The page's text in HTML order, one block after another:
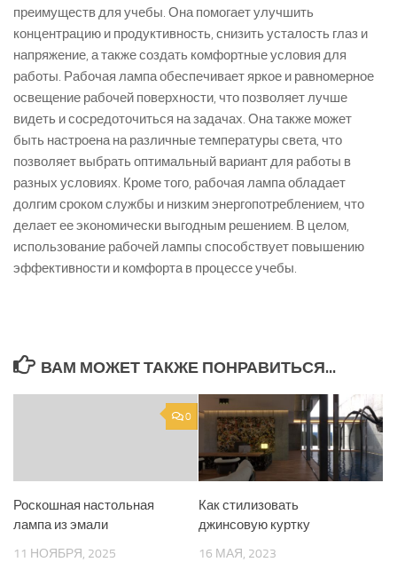
преимуществ для учебы. Она помогает улучшить
концентрацию и продуктивность, снизить усталость глаз и
напряжение, а также создать комфортные условия для
работы. Рабочая лампа обеспечивает яркое и равномерное
освещение рабочей поверхности, что позволяет лучше
видеть и сосредоточиться на задачах. Она также может
быть настроена на различные температуры света, что
позволяет выбрать оптимальный вариант для работы в
разных условиях. Кроме того, рабочая лампа обладает
долгим сроком службы и низким энергопотреблением, что
делает ее экономически выгодным решением. В целом,
использование рабочей лампы способствует повышению
эффективности и комфорта в процессе учебы.
ВАМ МОЖЕТ ТАКЖЕ ПОНРАВИТЬСЯ...
0
Роскошная настольная
лампа из эмали
11 НОЯБРЯ, 2025
Как стилизовать
джинсовую куртку
16 МАЯ, 2023